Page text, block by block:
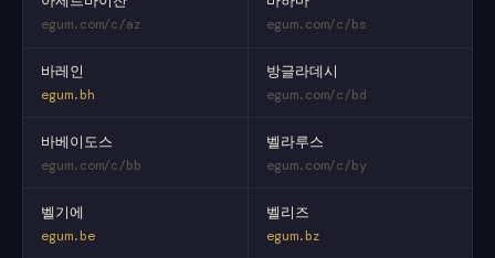
egum.com/c/az egum.com/c/bs
바레인
egum.bh
방글라데시
egum.com/c/bd
바베이도스
egum.com/c/bb
벨라루스
egum.com/c/by
벨기에
egum.be
벨리즈
egum.bz